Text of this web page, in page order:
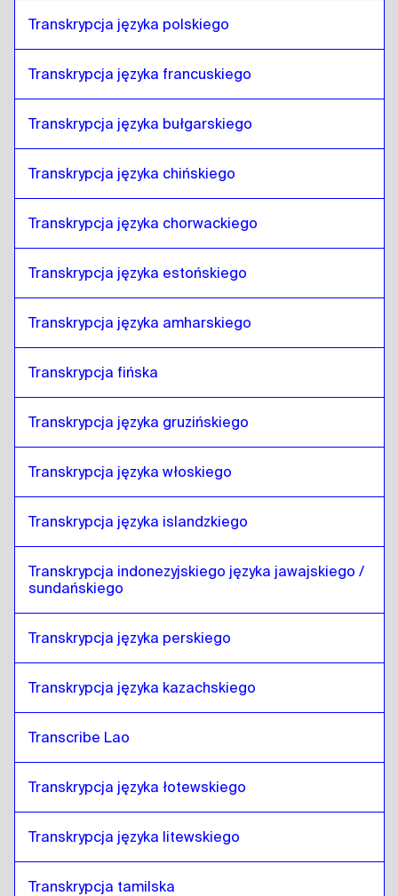
Transkrypcja języka polskiego
Transkrypcja języka francuskiego
Transkrypcja języka bułgarskiego
Transkrypcja języka chińskiego
Transkrypcja języka chorwackiego
Transkrypcja języka estońskiego
Transkrypcja języka amharskiego
Transkrypcja fińska
Transkrypcja języka gruzińskiego
Transkrypcja języka włoskiego
Transkrypcja języka islandzkiego
Transkrypcja indonezyjskiego języka jawajskiego /
sundańskiego
Transkrypcja języka perskiego
Transkrypcja języka kazachskiego
Transcribe Lao
Transkrypcja języka łotewskiego
Transkrypcja języka litewskiego
Transkrypcja tamilska